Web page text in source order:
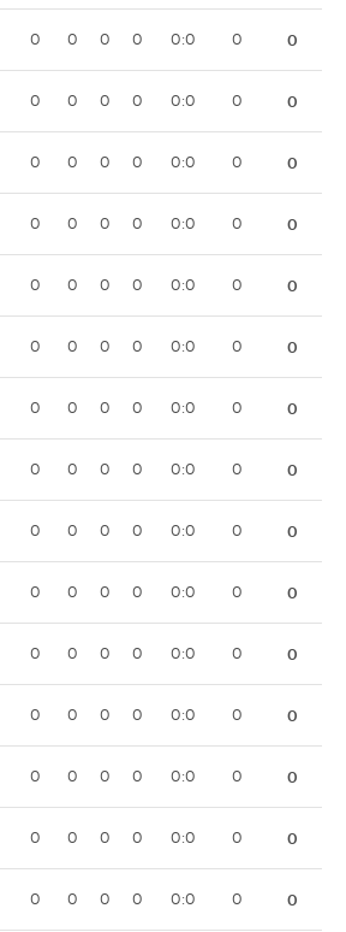
0 0 0 0 0:0 0 0
0 0 0 0 0:0 0 0
0 0 0 0 0:0 0 0
0 0 0 0 0:0 0 0
0 0 0 0 0:0 0 0
0 0 0 0 0:0 0 0
0 0 0 0 0:0 0 0
0 0 0 0 0:0 0 0
0 0 0 0 0:0 0 0
0 0 0 0 0:0 0 0
0 0 0 0 0:0 0 0
0 0 0 0 0:0 0 0
0 0 0 0 0:0 0 0
0 0 0 0 0:0 0 0
0 0 0 0 0:0 0 0